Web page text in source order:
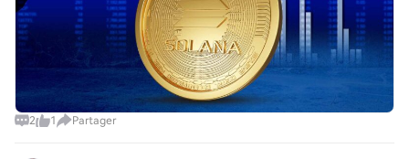
2 1 Partager